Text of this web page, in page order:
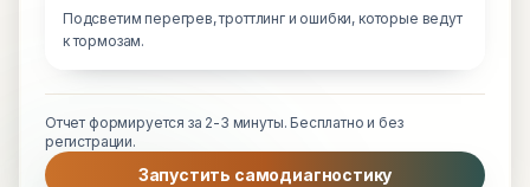
Подсветим перегрев, троттлинг и ошибки, которые ведут
к тормозам.
Отчет формируется за 2-3 минуты. Бесплатно и без
регистрации.
Запустить самодиагностику